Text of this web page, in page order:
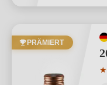
PRÄMIERT
★